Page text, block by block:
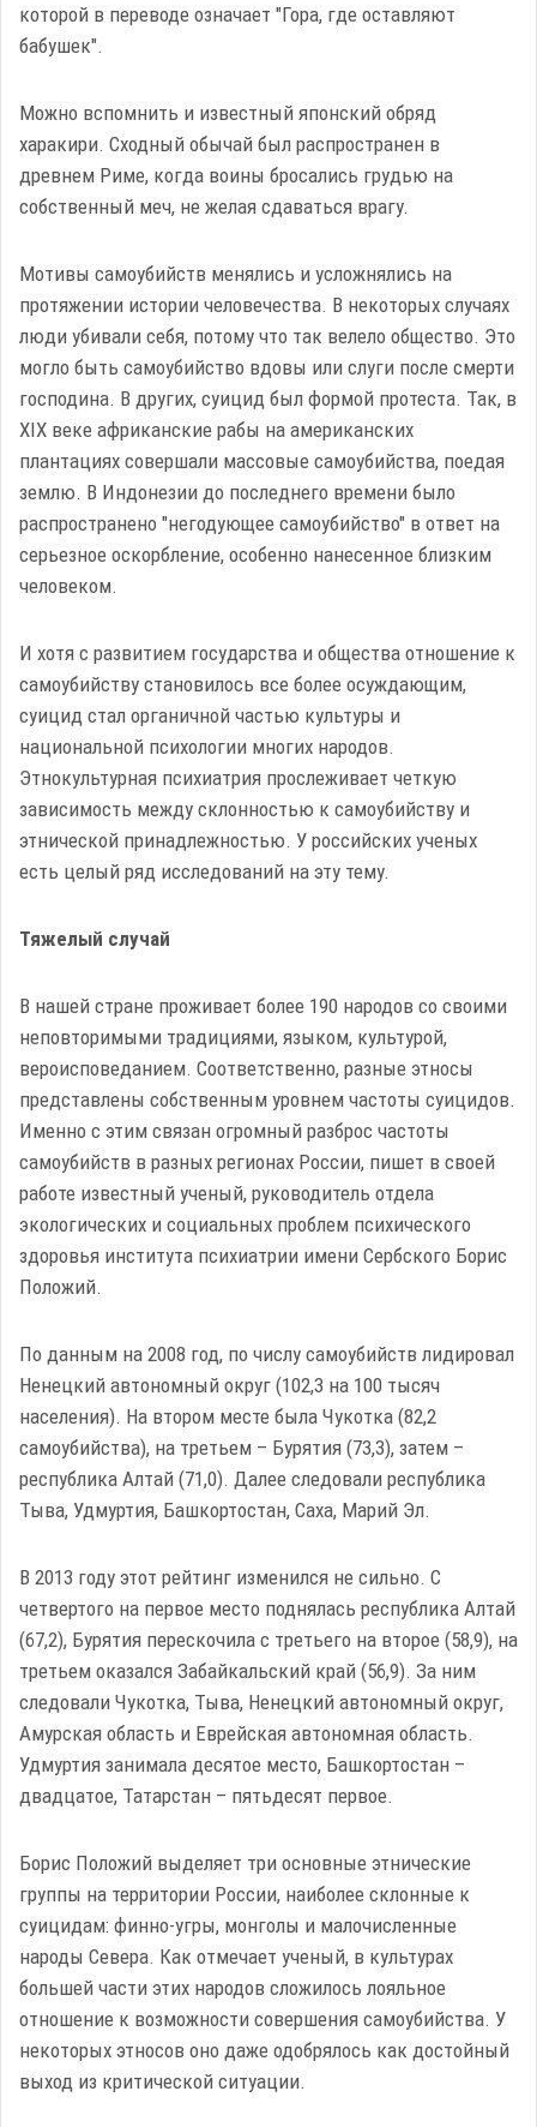
которой в переводе означает "Гора, где оставляют
бабушек".
Можно вспомнить и известный японский обряд
харакири. Сходный обычай был распространен в
древнем Риме, когда воины бросались грудью на
собственный меч, не желая сдаваться врагу.
Мотивы самоубийств менялись и усложнялись на
протяжении истории человечества. В некоторых случаях
люди убивали себя, потому что так велело общество. Это
могло быть самоубийство вдовы или слуги после смерти
господина. В других, суицид был формой протеста. Так, в
XIX веке африканские рабы на американских
плантациях совершали массовые самоубийства, поедая
землю. В Индонезии до последнего времени было
распространено "негодующее самоубийство" в ответ на
серьезное оскорбление, особенно нанесенное близким
человеком.
И хотя с развитием государства и общества отношение к
самоубийству становилось все более осуждающим,
суицид стал органичной частью культуры и
национальной психологии многих народов.
Этнокультурная психиатрия прослеживает четкую
зависимость между склонностью к самоубийству и
этнической принадлежностью. У российских ученых
есть целый ряд исследований на эту тему.
Тяжелый случай
В нашей стране проживает более 190 народов со своими
неповторимыми традициями, языком, культурой,
вероисповеданием. Соответственно, разные этносы
представлены собственным уровнем частоты суицидов.
Именно с этим связан огромный разброс частоты
самоубийств в разных регионах России, пишет в своей
работе известный ученый, руководитель отдела
экологических и социальных проблем психического
здоровья института психиатрии имени Сербского Борис
Положий.
По данным на 2008 год, по числу самоубийств лидировал
Ненецкий автономный округ (102,3 на 100 тысяч
населения). На втором месте была Чукотка (82,2
самоубийства), на третьем – Бурятия (73,3), затем –
республика Алтай (71,0). Далее следовали республика
Тыва, Удмуртия, Башкортостан, Саха, Марий Эл.
В 2013 году этот рейтинг изменился не сильно. С
четвертого на первое место поднялась республика Алтай
(67,2), Бурятия перескочила с третьего на второе (58,9), на
третьем оказался Забайкальский край (56,9). За ним
следовали Чукотка, Тыва, Ненецкий автономный округ,
Амурская область и Еврейская автономная область.
Удмуртия занимала десятое место, Башкортостан –
двадцатое, Татарстан – пятьдесят первое.
Борис Положий выделяет три основные этнические
группы на территории России, наиболее склонные к
суицидам: финно-угры, монголы и малочисленные
народы Севера. Как отмечает ученый, в культурах
большей части этих народов сложилось лояльное
отношение к возможности совершения самоубийства. У
некоторых этносов оно даже одобрялось как достойный
выход из критической ситуации.